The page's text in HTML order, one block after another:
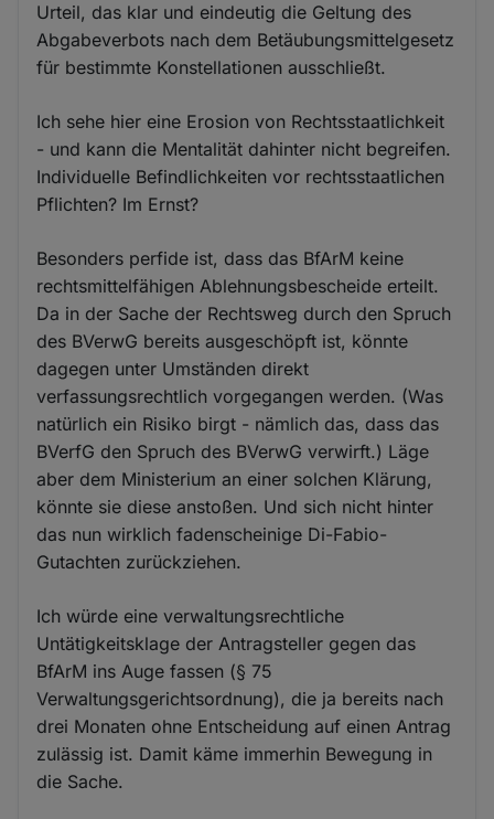
Urteil, das klar und eindeutig die Geltung des
Abgabeverbots nach dem Betäubungsmittelgesetz
für bestimmte Konstellationen ausschließt.
Ich sehe hier eine Erosion von Rechtsstaatlichkeit
- und kann die Mentalität dahinter nicht begreifen.
Individuelle Befindlichkeiten vor rechtsstaatlichen
Pflichten? Im Ernst?
Besonders perfide ist, dass das BfArM keine
rechtsmittelfähigen Ablehnungsbescheide erteilt.
Da in der Sache der Rechtsweg durch den Spruch
des BVerwG bereits ausgeschöpft ist, könnte
dagegen unter Umständen direkt
verfassungsrechtlich vorgegangen werden. (Was
natürlich ein Risiko birgt - nämlich das, dass das
BVerfG den Spruch des BVerwG verwirft.) Läge
aber dem Ministerium an einer solchen Klärung,
könnte sie diese anstoßen. Und sich nicht hinter
das nun wirklich fadenscheinige Di-Fabio-
Gutachten zurückziehen.
Ich würde eine verwaltungsrechtliche
Untätigkeitsklage der Antragsteller gegen das
BfArM ins Auge fassen (§ 75
Verwaltungsgerichtsordnung), die ja bereits nach
drei Monaten ohne Entscheidung auf einen Antrag
zulässig ist. Damit käme immerhin Bewegung in
die Sache.